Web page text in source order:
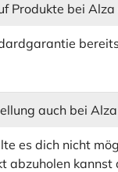
Produkte bei
auch bei
es dich nicht
abzuholen